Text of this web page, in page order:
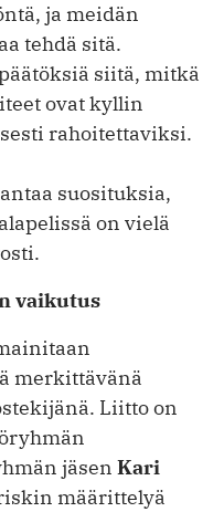
ja meidän
tehdä sitä.
siitä, mitkä
ovat kyllin
rahoitettaviksi.
suosituksia,
on vielä
vaikutus
merkittävänä
Liitto on
jäsen Kari
määrittelyä